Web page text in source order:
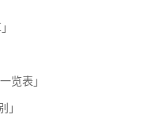
览表」
」